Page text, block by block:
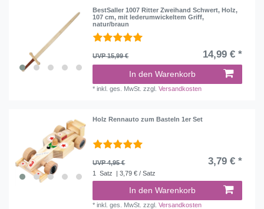
BestSaller 1007 Ritter Zweihand Schwert, Holz,
107 cm, mit lederumwickeltem Griff,
natur/braun
UVP 15,99 € 14,99 € *
In den Warenkorb
*inkl. ges. MwSt. zzgl.Versandkosten
Holz Rennauto zum Basteln 1er Set
UVP 4,95 € 3,79 € *
1 Satz | 3,79 € / Satz
In den Warenkorb
*inkl. ges. MwSt. zzgl.Versandkosten